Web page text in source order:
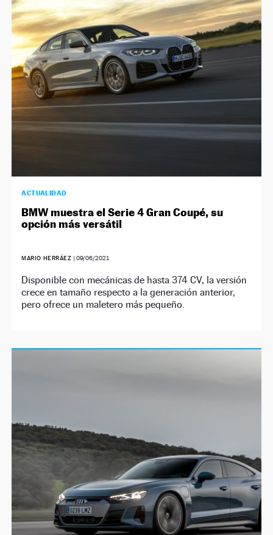
ACTUALIDAD
BMW muestra el Serie 4 Gran Coupé, su
opción más versátil
MARIO HERRÁEZ | 09/06/2021
Disponible con mecánicas de hasta 374 CV, la versión
crece en tamaño respecto a la generación anterior,
pero ofrece un maletero más pequeño.